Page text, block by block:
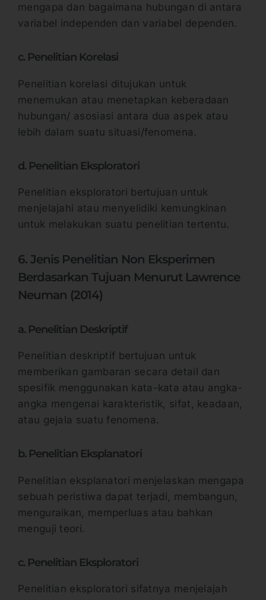
mengapa dan bagaimana hubungan di antara
variabel independen dan variabel dependen.
c. Penelitian Korelasi
Penelitian korelasi ditujukan untuk
menemukan atau menetapkan keberadaan
hubungan/ asosiasi antara dua aspek atau
lebih dalam suatu situasi/fenomena.
d. Penelitian Eksploratori
Penelitian eksploratori bertujuan untuk
menjelajahi atau menyelidiki kemungkinan
untuk melakukan suatu penelitian tertentu.
6. Jenis Penelitian Non Eksperimen
Berdasarkan Tujuan Menurut Lawrence
Neuman (2014)
a. Penelitian Deskriptif
Penelitian deskriptif bertujuan untuk
memberikan gambaran secara detail dan
spesifik menggunakan kata-kata atau angka-
angka mengenai karakteristik, sifat, keadaan,
atau gejala suatu fenomena.
b. Penelitian Eksplanatori
Penelitian eksplanatori menjelaskan mengapa
sebuah peristiwa dapat terjadi, membangun,
menguraikan, memperluas atau bahkan
menguji teori.
c. Penelitian Eksploratori
Penelitian eksploratori sifatnya menjelajah